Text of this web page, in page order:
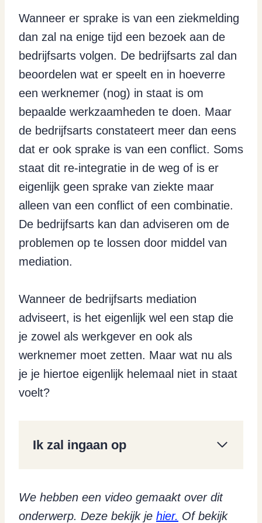
Wanneer er sprake is van een ziekmelding
dan zal na enige tijd een bezoek aan de
bedrijfsarts volgen. De bedrijfsarts zal dan
beoordelen wat er speelt en in hoeverre
een werknemer (nog) in staat is om
bepaalde werkzaamheden te doen. Maar
de bedrijfsarts constateert meer dan eens
dat er ook sprake is van een conflict. Soms
staat dit re-integratie in de weg of is er
eigenlijk geen sprake van ziekte maar
alleen van een conflict of een combinatie.
De bedrijfsarts kan dan adviseren om de
problemen op te lossen door middel van
mediation.
Wanneer de bedrijfsarts mediation
adviseert, is het eigenlijk wel een stap die
je zowel als werkgever en ook als
werknemer moet zetten. Maar wat nu als
je je hiertoe eigenlijk helemaal niet in staat
voelt?
Ik zal ingaan op
We hebben een video gemaakt over dit
onderwerp. Deze bekijk je hier. Of bekijk